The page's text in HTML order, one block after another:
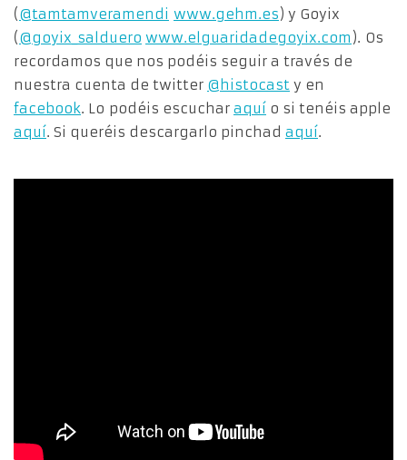
(@tamtamveramendi www.gehm.es) y Goyix
(@goyix_salduero www.elguaridadegoyix.com ). Os
recordamos que nos podéis seguir a través de
nuestra cuenta de twitter @histocast y en
facebook. Lo podéis escuchar aquí o si tenéis apple
aquí. Si queréis descargarlo pinchad aquí.